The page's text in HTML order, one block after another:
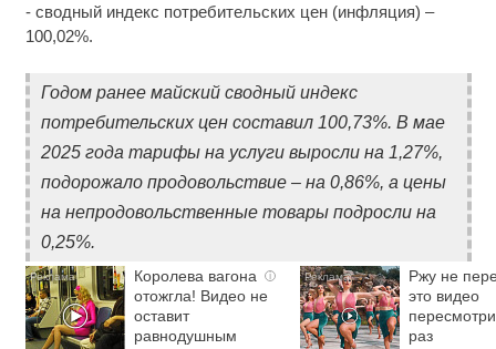
- сводный индекс потребительских цен (инфляция) –
100,02%.
Годом ранее майский сводный индекс
потребительских цен составил 100,73%. В мае
2025 года тарифы на услуги выросли на 1,27%,
подорожало продовольствие – на 0,86%, а цены
на непродовольственные товары подросли на
0,25%.
i
Королева вагона
отожгла! Видео не
оставит
равнодушным
Ржу не
это видео
раз